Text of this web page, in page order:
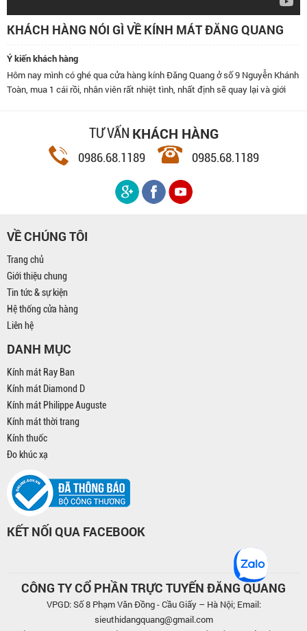
KHÁCH HÀNG NÓI GÌ VỀ KÍNH MÁT ĐĂNG QUANG
Ý kiến khách hàng
Hôm nay mình có ghé qua cửa hàng kính Đăng Quang ở số 9 Nguyễn Khánh
Toàn, mua 1 cái rồi, nhân viên rất nhiệt tình, nhất định sẽ quay lại và giới
TƯ VẤN KHÁCH HÀNG
0986.68.1189 0985.68.1189
VỀ CHÚNG TÔI
Trang chủ
Giới thiệu chung
Tin tức & sự kiện
Hệ thống cửa hàng
Liên hệ
DANH MỤC
Kính mát Ray Ban
Kính mát Diamond D
Kính mát Philippe Auguste
Kính mát thời trang
Kính thuốc
Đo khúc xạ
KẾT NỐI QUA FACEBOOK
CÔNG TY CỔ PHẦN TRỰC TUYẾN ĐĂNG QUANG
VPGD: Số 8 Phạm Văn Đồng - Cầu Giấy – Hà Nội; Email:
sieuthidangquang@gmail.com